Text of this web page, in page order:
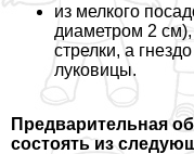
из мелкого
диаметром 2
стрелки, а
луковицы.
Предварительная
состоять из